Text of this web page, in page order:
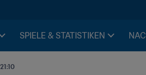
SPIELE & STATISTIKEN